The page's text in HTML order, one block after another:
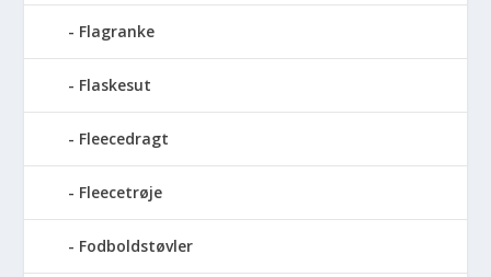
Flagranke
Flaskesut
Fleecedragt
Fleecetrøje
Fodboldstøvler